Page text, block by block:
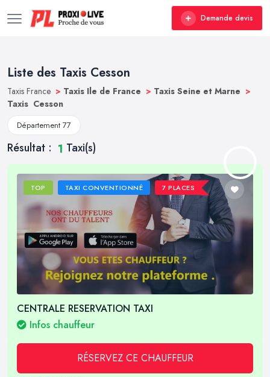
Demande devis
Liste des Taxis Cesson
Taxis France > Taxis Ile de France > Taxis Seine et Marne >
Taxis Cesson
Département 77
Résultat : 1 Taxi(s)
TOP TAXI CONVENTIONNÉ 7 PLACES
CENTRALE RESERVATION TAXI
Infos chauffeur
RÉSERVEZ CE CHAUFFEUR